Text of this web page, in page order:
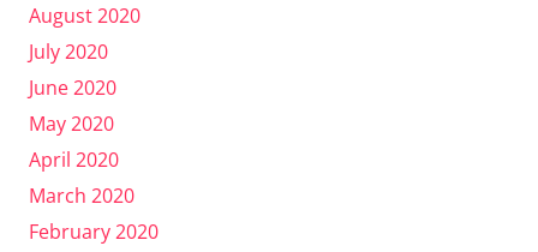
August 2020
July 2020
June 2020
May 2020
April 2020
March 2020
February 2020